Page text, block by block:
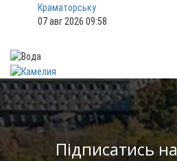
Краматорську
07 авг 2026 09:58
Підписатись